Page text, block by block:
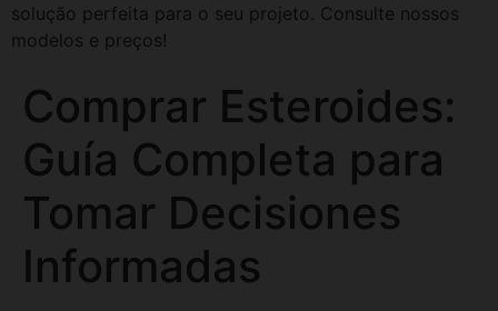
solução perfeita para o seu projeto. Consulte nossos
modelos e preços!
Comprar Esteroides:
Guía Completa para
Tomar Decisiones
Informadas